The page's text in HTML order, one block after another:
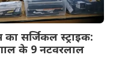
सर्जिकल स्ट्राइक:
के 9 नटवरलाल